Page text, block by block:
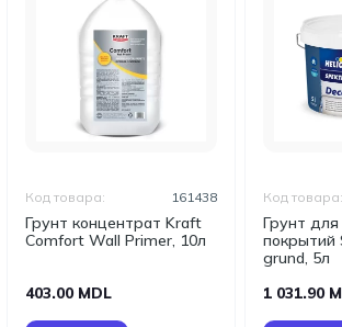
Грунт концентрат Kraft
Comfort Wall Primer, 10л
Код товара: 161438
403.00 MDL
Грунт
покрытий
grund, 5л
Код товара:
1 031.90